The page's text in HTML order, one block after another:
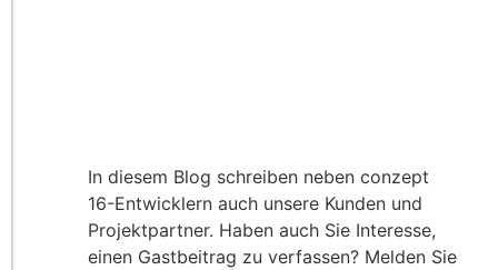
In diesem Blog schreiben neben conzept
16-Entwicklern auch unsere Kunden und
Projektpartner. Haben auch Sie Interesse,
einen Gastbeitrag zu verfassen? Melden Sie